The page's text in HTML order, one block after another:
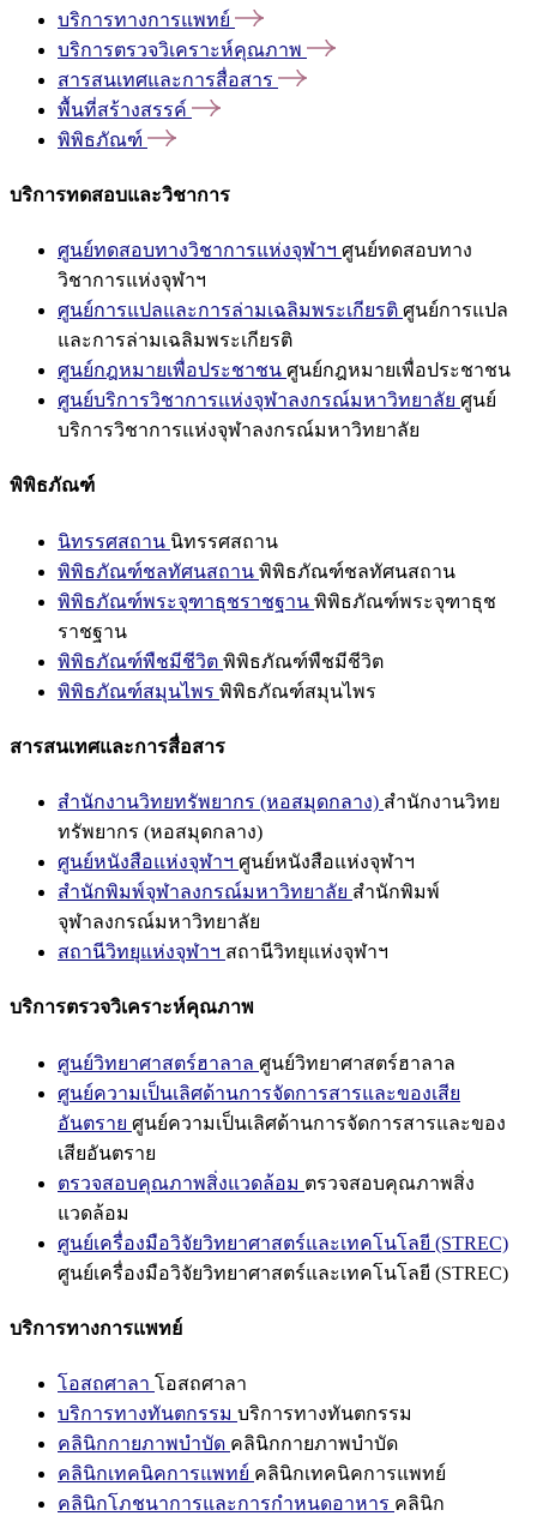
บริการทางการแพทย์
บริการตรวจวิเคราะห์คุณภาพ
สารสนเทศและการสื่อสาร
พื้นที่สร้างสรรค์
พิพิธภัณฑ์
บริการทดสอบและวิชาการ
ศูนย์ทดสอบทางวิชาการแห่งจุฬาฯ ศูนย์ทดสอบทาง
วิชาการแห่งจุฬาฯ
ศูนย์การแปลและการล่ามเฉลิมพระเกียรติ ศูนย์การแปล
และการล่ามเฉลิมพระเกียรติ
ศูนย์กฎหมายเพื่อประชาชน ศูนย์กฎหมายเพื่อประชาชน
ศูนย์บริการวิชาการแห่งจุฬาลงกรณ์มหาวิทยาลัย ศูนย์
บริการวิชาการแห่งจุฬาลงกรณ์มหาวิทยาลัย
พิพิธภัณฑ์
นิทรรศสถาน นิทรรศสถาน
พิพิธภัณฑ์ชลทัศนสถาน พิพิธภัณฑ์ชลทัศนสถาน
พิพิธภัณฑ์พระจุฑาธุชราชฐาน พิพิธภัณฑ์พระจุฑาธุช
ราชฐาน
พิพิธภัณฑ์พืชมีชีวิต พิพิธภัณฑ์พืชมีชีวิต
พิพิธภัณฑ์สมุนไพร พิพิธภัณฑ์สมุนไพร
สารสนเทศและการสื่อสาร
สำนักงานวิทยทรัพยากร (หอสมุดกลาง) สำนักงานวิทย
ทรัพยากร (หอสมุดกลาง)
ศูนย์หนังสือแห่งจุฬาฯ ศูนย์หนังสือแห่งจุฬาฯ
สำนักพิมพ์จุฬาลงกรณ์มหาวิทยาลัย สำนักพิมพ์
จุฬาลงกรณ์มหาวิทยาลัย
สถานีวิทยุแห่งจุฬาฯ สถานีวิทยุแห่งจุฬาฯ
บริการตรวจวิเคราะห์คุณภาพ
ศูนย์วิทยาศาสตร์ฮาลาล ศูนย์วิทยาศาสตร์ฮาลาล
ศูนย์ความเป็นเลิศด้านการจัดการสารและของเสีย
อันตราย ศูนย์ความเป็นเลิศด้านการจัดการสารและของ
เสียอันตราย
ตรวจสอบคุณภาพสิ่งแวดล้อม ตรวจสอบคุณภาพสิ่ง
แวดล้อม
ศูนย์เครื่องมือวิจัยวิทยาศาสตร์และเทคโนโลยี (STREC)
ศูนย์เครื่องมือวิจัยวิทยาศาสตร์และเทคโนโลยี (STREC)
บริการทางการแพทย์
โอสถศาลา โอสถศาลา
บริการทางทันตกรรม บริการทางทันตกรรม
คลินิกกายภาพบำบัด คลินิกกายภาพบำบัด
คลินิกเทคนิคการแพทย์ คลินิกเทคนิคการแพทย์
คลินิกโภชนาการและการกำหนดอาหาร คลินิก